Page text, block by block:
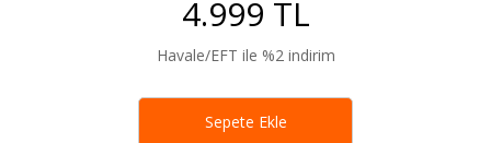
4.999 TL
Havale/EFT ile %2 indirim
Sepete Ekle